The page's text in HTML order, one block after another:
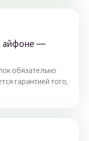
айфоне —
обязательно
гарантией того,